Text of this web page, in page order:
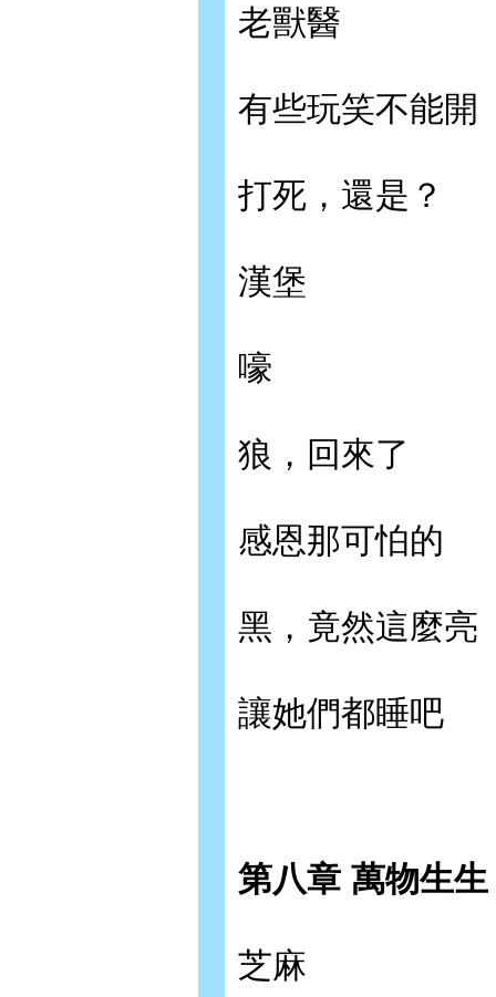
老獸醫
有些玩笑不能開
打死，還是？
漢堡
嚎
狼，回來了
感恩那可怕的
黑，竟然這麼亮
讓她們都睡吧
第八章 萬物生生
芝麻